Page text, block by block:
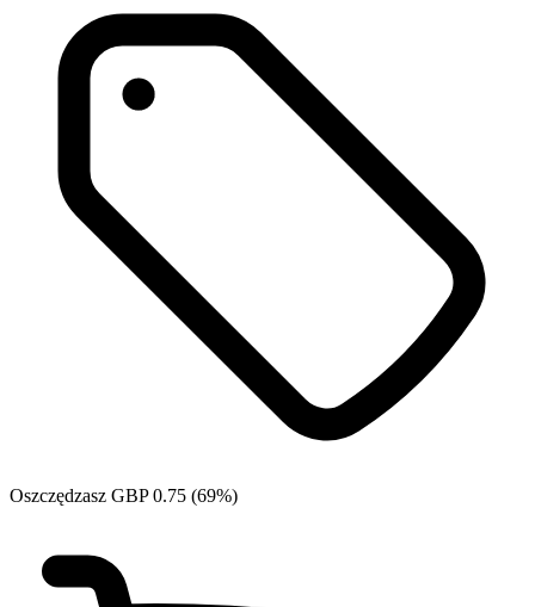
Oszczędzasz GBP 0.75 (69%)